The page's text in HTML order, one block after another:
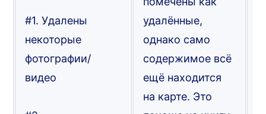
#1. Удалены
некоторые
фотографии/
видео
удалённые,
однако само
содержимое всё
ещё находится
на карте. Это